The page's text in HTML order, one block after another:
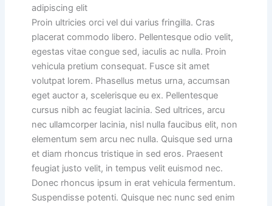
adipiscing elit
Proin ultricies orci vel dui varius fringilla. Cras
placerat commodo libero. Pellentesque odio velit,
egestas vitae congue sed, iaculis ac nulla. Proin
vehicula pretium consequat. Fusce sit amet
volutpat lorem. Phasellus metus urna, accumsan
eget auctor a, scelerisque eu ex. Pellentesque
cursus nibh ac feugiat lacinia. Sed ultrices, arcu
nec ullamcorper lacinia, nisl nulla faucibus elit, non
elementum sem arcu nec nulla. Quisque sed urna
et diam rhoncus tristique in sed eros. Praesent
feugiat justo velit, in tempus velit euismod nec.
Donec rhoncus ipsum in erat vehicula fermentum.
Suspendisse potenti. Quisque nec nunc sed enim